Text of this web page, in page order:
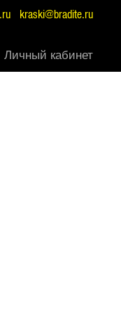
kraski@bradite.ru
Личный кабинет